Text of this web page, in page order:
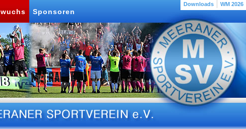
Downloads WM 2026
Sponsoren